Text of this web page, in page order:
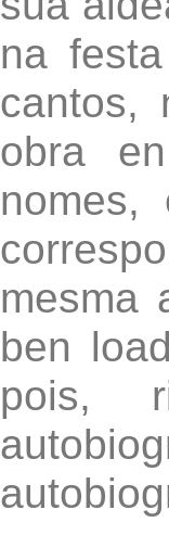
na
cantos,
obra
nomes,
mesma
ben
pois,